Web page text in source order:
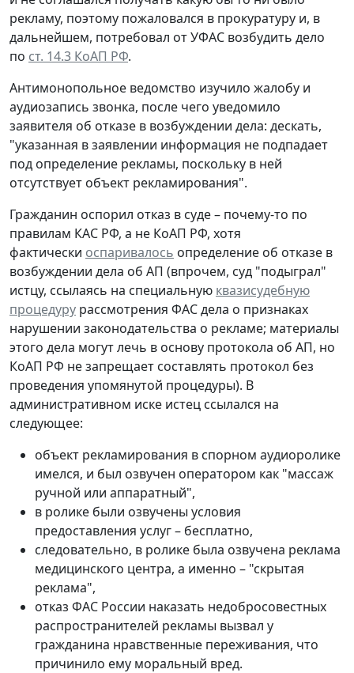
рекламу, поэтому пожаловался в прокуратуру и, в
дальнейшем, потребовал от УФАС возбудить дело
по ст. 14.3 КоАП РФ.
Антимонопольное ведомство изучило жалобу и
аудиозапись звонка, после чего уведомило
заявителя об отказе в возбуждении дела: дескать,
"указанная в заявлении информация не подпадает
под определение рекламы, поскольку в ней
отсутствует объект рекламирования".
Гражданин оспорил отказ в суде – почему-то по
правилам КАС РФ, а не КоАП РФ, хотя
фактически оспаривалось определение об отказе в
возбуждении дела об АП (впрочем, суд "подыграл"
истцу, ссылаясь на специальную квазисудебную
процедуру рассмотрения ФАС дела о признаках
нарушении законодательства о рекламе; материалы
этого дела могут лечь в основу протокола об АП, но
КоАП РФ не запрещает составлять протокол без
проведения упомянутой процедуры). В
административном иске истец ссылался на
следующее:
объект рекламирования в спорном аудиоролике
имелся, и был озвучен оператором как "массаж
ручной или аппаратный",
в ролике были озвучены условия
предоставления услуг – бесплатно,
следовательно, в ролике была озвучена реклама
медицинского центра, а именно – "скрытая
реклама",
отказ ФАС России наказать недобросовестных
распространителей рекламы вызвал у
гражданина нравственные переживания, что
причинило ему моральный вред.